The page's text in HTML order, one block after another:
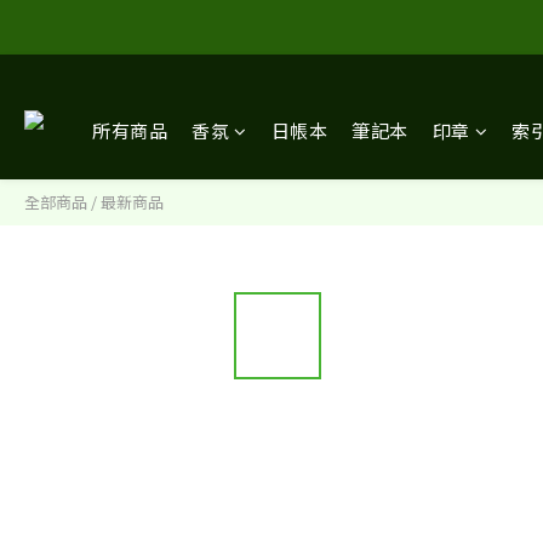
所有商品 香氛 日帳本 筆記本 印章 索
全部商品 /最新商品